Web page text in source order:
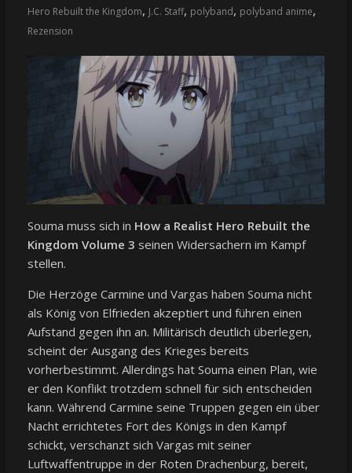
Hero Rebuilt the Kingdom, J.C. Staff, polyband, polyband anime,
Rezension
Souma muss sich in How a Realist Hero Rebuilt the
Kingdom Volume 3 seinen Widersachern im Kampf
stellen.
Die Herzöge Carmine und Vargas haben Souma nicht
als König von Elfrieden akzeptiert und führen einen
Aufstand gegen ihn an. Militärisch deutlich überlegen,
scheint der Ausgang des Krieges bereits
vorherbestimmt. Allerdings hat Souma einen Plan, wie
er den Konflikt trotzdem schnell für sich entscheiden
kann. Während Carmine seine Truppen gegen ein über
Nacht errichtetes Fort des Königs in den Kampf
schickt, verschanzt sich Vargas mit seiner
Luftwaffentruppe in der Roten Drachenburg, bereit,